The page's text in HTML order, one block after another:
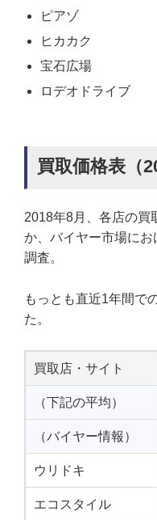
ピアゾ
ヒカカク
宝石広場
ロデオドライブ
買取価格表（
2018年8月、各店の買
か、バイヤー市場に
調査。
もっとも直近1年間で
た。
買取店・サイト
（下記の平均）
（バイヤー情報）
ウリドキ
エコスタイル